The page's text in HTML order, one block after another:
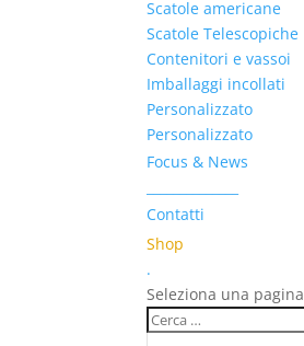
Scatole americane
Scatole Telescopiche
Contenitori e vassoi
Imballaggi incollati
Personalizzato
Personalizzato
Focus & News
Contatti
Shop
.
Seleziona una pagina